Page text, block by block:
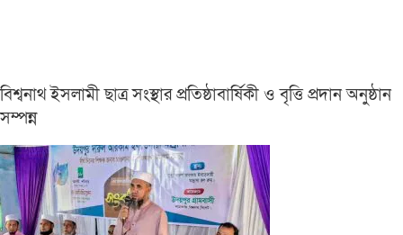
বিশ্বনাথ ইসলামী ছাত্র সংস্থার প্রতিষ্ঠাবার্ষিকী ও বৃত্তি প্রদান অনুষ্ঠান
সম্পন্ন